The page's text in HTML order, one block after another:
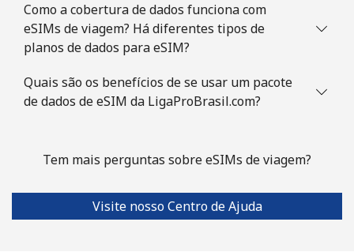
Como a cobertura de dados funciona com
eSIMs de viagem? Há diferentes tipos de
planos de dados para eSIM?
Quais são os benefícios de se usar um pacote
de dados de eSIM da LigaProBrasil.com?
Tem mais perguntas sobre eSIMs de viagem?
Visite nosso Centro de Ajuda